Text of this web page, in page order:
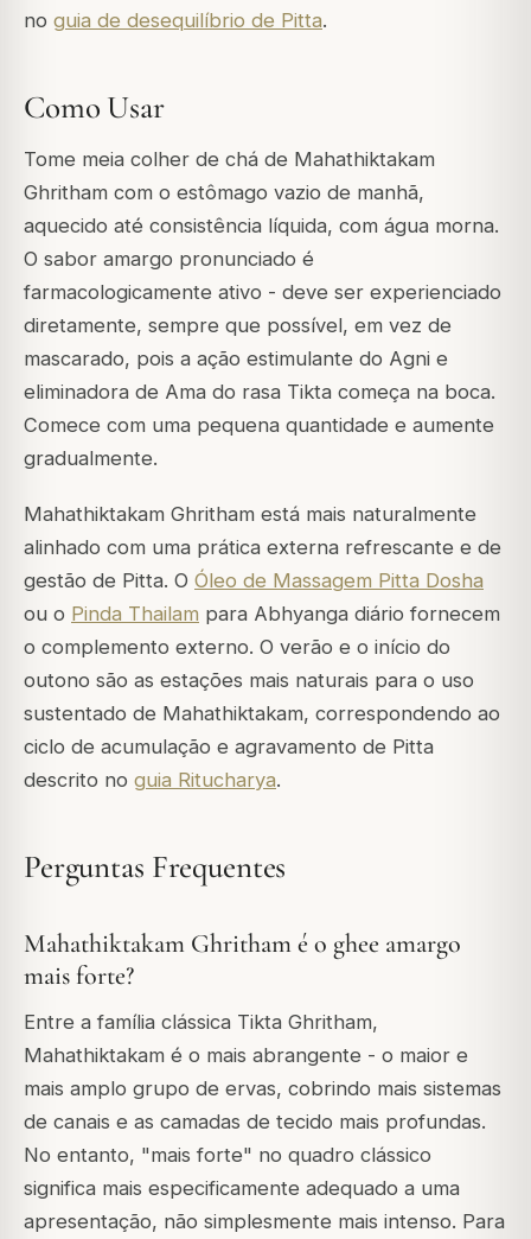
no guia de desequilíbrio de Pitta.
Como Usar
Tome meia colher de chá de Mahathiktakam
Ghritham com o estômago vazio de manhã,
aquecido até consistência líquida, com água morna.
O sabor amargo pronunciado é
farmacologicamente ativo - deve ser experienciado
diretamente, sempre que possível, em vez de
mascarado, pois a ação estimulante do Agni e
eliminadora de Ama do rasa Tikta começa na boca.
Comece com uma pequena quantidade e aumente
gradualmente.
Mahathiktakam Ghritham está mais naturalmente
alinhado com uma prática externa refrescante e de
gestão de Pitta. O Óleo de Massagem Pitta Dosha
ou o Pinda Thailam para Abhyanga diário fornecem
o complemento externo. O verão e o início do
outono são as estações mais naturais para o uso
sustentado de Mahathiktakam, correspondendo ao
ciclo de acumulação e agravamento de Pitta
descrito no guia Ritucharya.
Perguntas Frequentes
Mahathiktakam Ghritham é o ghee amargo
mais forte?
Entre a família clássica Tikta Ghritham,
Mahathiktakam é o mais abrangente - o maior e
mais amplo grupo de ervas, cobrindo mais sistemas
de canais e as camadas de tecido mais profundas.
No entanto, "mais forte" no quadro clássico
significa mais especificamente adequado a uma
apresentação, não simplesmente mais intenso. Para